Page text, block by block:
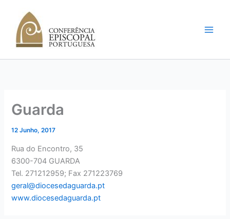
content
Guarda
12 Junho, 2017
Rua do Encontro, 35
6300-704 GUARDA
Tel. 271212959; Fax 271223769
geral@diocesedaguarda.pt
www.diocesedaguarda.pt